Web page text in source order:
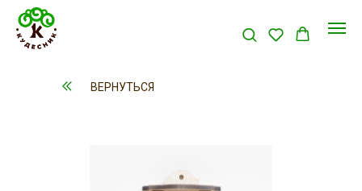
ВЕРНУТЬСЯ